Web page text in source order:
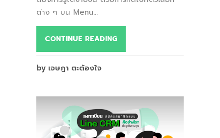
ต่าง ๆ บน Menu...
CONTINUE READING
by เจษฎา ตะต้องใจ